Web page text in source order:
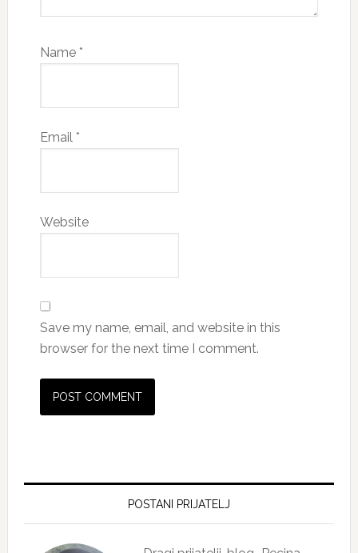
Name *
Email *
Website
Save my name, email, and website in this
browser for the next time I comment.
Primary
POSTANI PRIJATELJ